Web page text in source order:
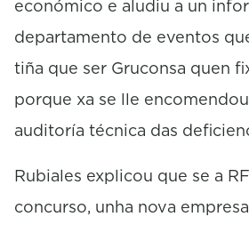
económico e aludiu a un
departamento de eventos
tiña que ser Gruconsa quen
porque xa se lle
auditoría técnica das
Rubiales explicou que se a
concurso, unha nova